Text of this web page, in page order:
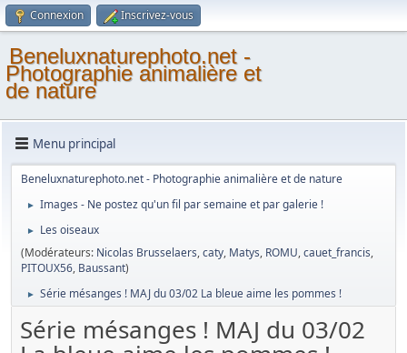
Connexion Inscrivez-vous
Beneluxnaturephoto.net -
Photographie animalière et
de nature
Menu principal
Beneluxnaturephoto.net - Photographie animalière et de nature
► Images - Ne postez qu'un fil par semaine et par galerie !
►
Les oiseaux
(Modérateurs: Nicolas Brusselaers,caty, Matys, ROMU,cauet_francis,
PITOUX56, Baussant)
► Série mésanges ! MAJ du 03/02 La bleue aime les pommes !
Série mésanges ! MAJ du 03/02